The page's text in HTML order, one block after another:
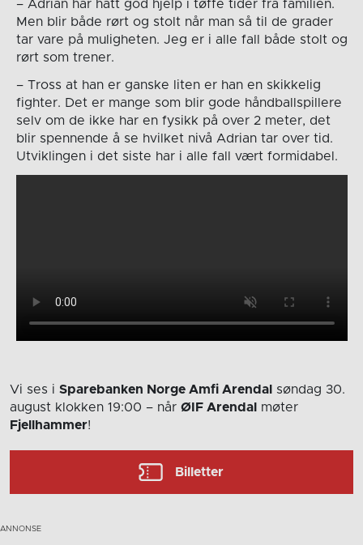
– Adrian har hatt god hjelp i tøffe tider fra familien.
Men blir både rørt og stolt når man så til de grader
tar vare på muligheten. Jeg er i alle fall både stolt og
rørt som trener.
– Tross at han er ganske liten er han en skikkelig
fighter. Det er mange som blir gode håndballspillere
selv om de ikke har en fysikk på over 2 meter, det
blir spennende å se hvilket nivå Adrian tar over tid.
Utviklingen i det siste har i alle fall vært formidabel.
Vi ses i Sparebanken Norge Amfi Arendal
søndag 30.
august klokken 19:00 – når ØIF Arendal
møter
Fjellhammer!
Billetter